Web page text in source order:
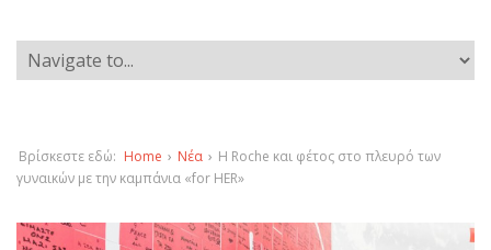
Βρίσκεστε εδώ: Home › Νέα › Η Roche και φέτος στο πλευρό των
γυναικών με την καμπάνια «for HER»